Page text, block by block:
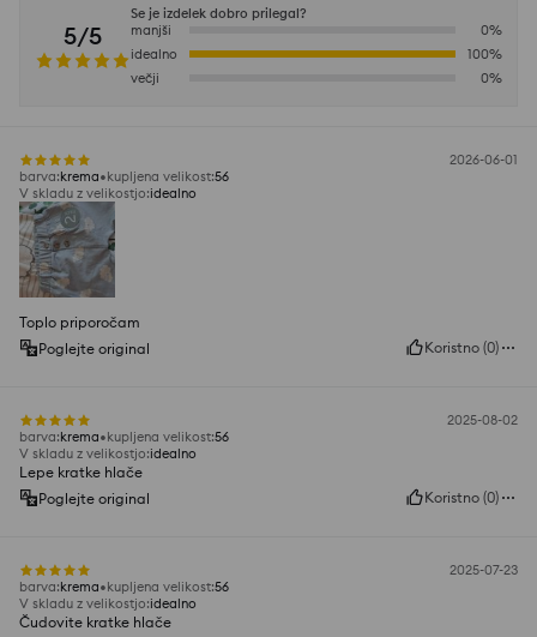
5/5
Se je izdelek dobro prilegal?
manjši
0%
idealno
100%
večji
0%
2026-06-01
barva:krema kupljena velikost:56
V skladu z velikostjo:idealno
Toplo priporočam
Poglejte original
Koristno (0)
2025-08-02
barva:krema kupljena velikost:56
V skladu z velikostjo:idealno
Lepe kratke hlače
Poglejte original
Koristno (0)
2025-07-23
barva:krema kupljena velikost:56
V skladu z velikostjo:idealno
Čudovite kratke hlače